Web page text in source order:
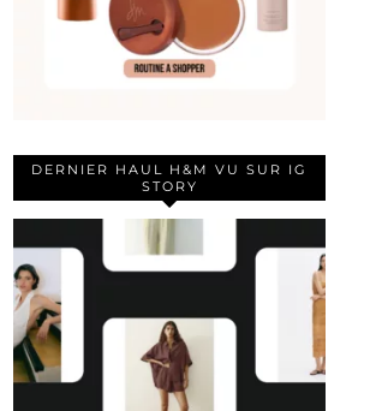
DERNIER HAUL H&M VU SUR IG
STORY